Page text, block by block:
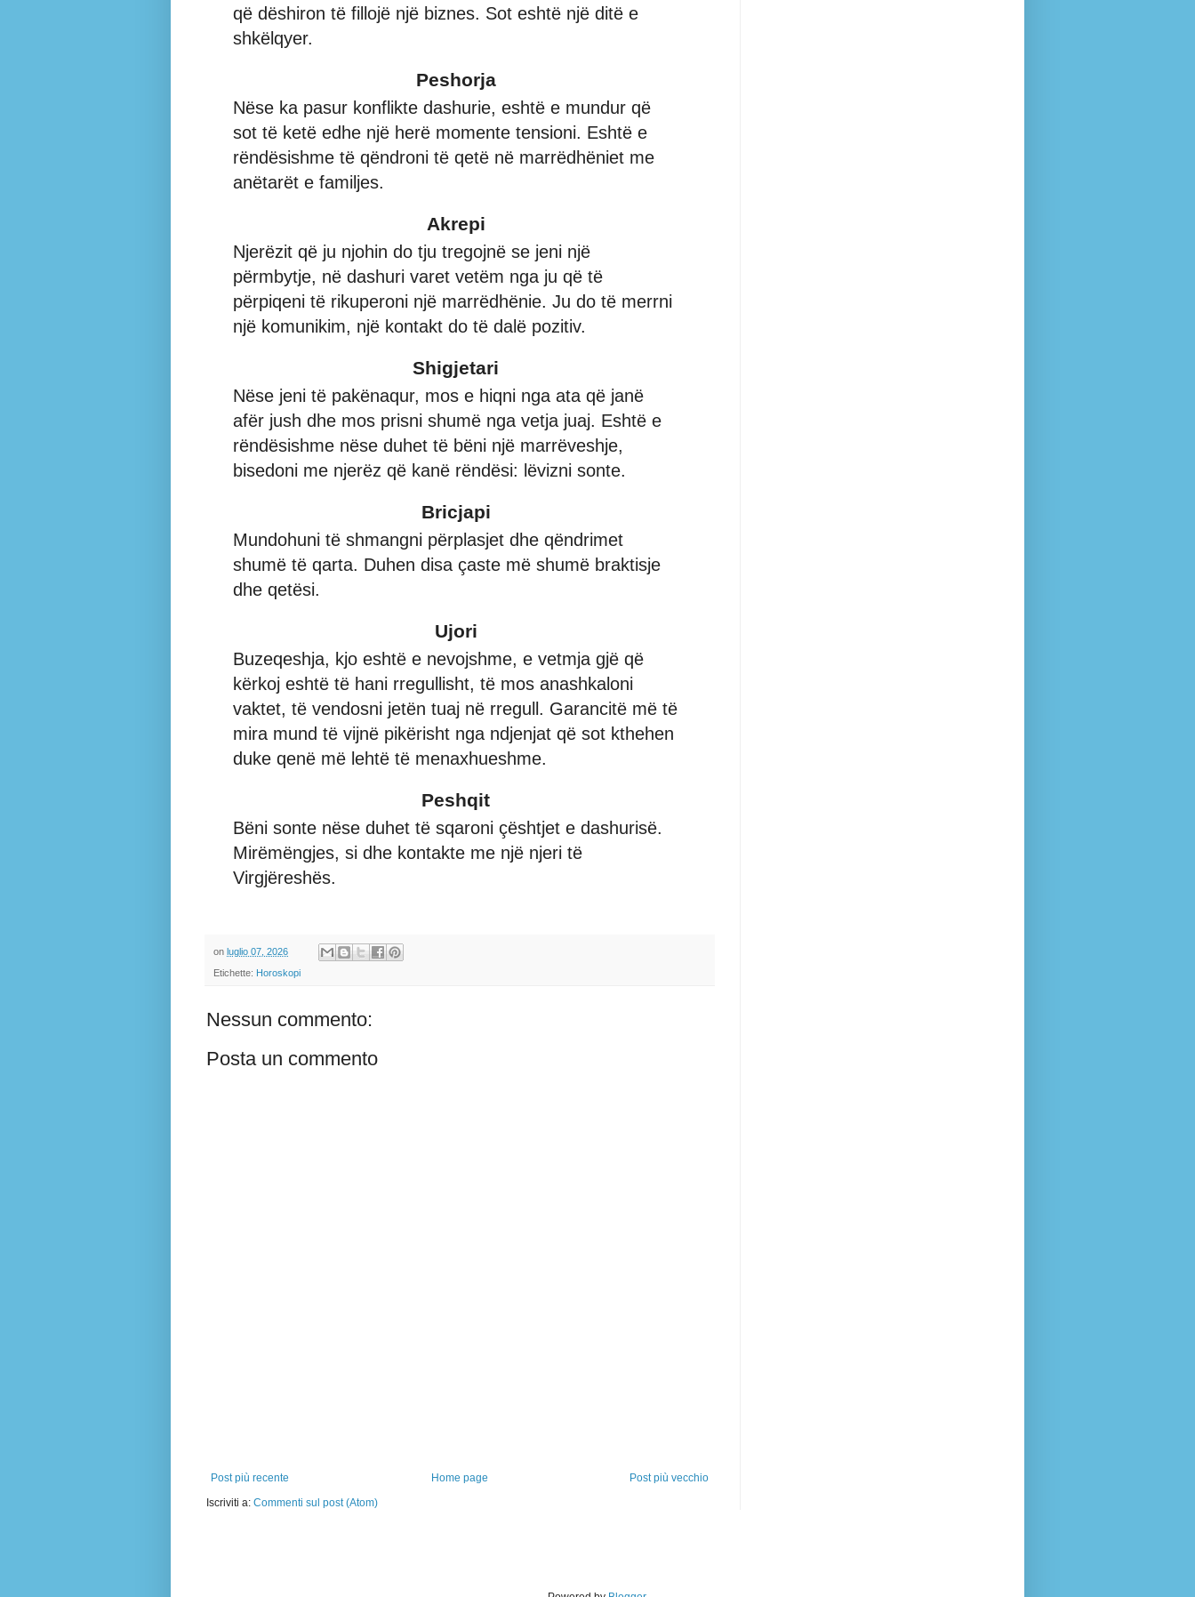
që dëshiron të fillojë një biznes. Sot eshtë një ditë e
shkëlqyer.
Peshorja
Nëse ka pasur konflikte dashurie, eshtë e mundur që
sot të ketë edhe një herë momente tensioni. Eshtë e
rëndësishme të qëndroni të qetë në marrëdhëniet me
anëtarët e familjes.
Akrepi
Njerëzit që ju njohin do tju tregojnë se jeni një
përmbytje, në dashuri varet vetëm nga ju që të
përpiqeni të rikuperoni një marrëdhënie. Ju do të merrni
një komunikim, një kontakt do të dalë pozitiv.
Shigjetari
Nëse jeni të pakënaqur, mos e hiqni nga ata që janë
afër jush dhe mos prisni shumë nga vetja juaj. Eshtë e
rëndësishme nëse duhet të bëni një marrëveshje,
bisedoni me njerëz që kanë rëndësi: lëvizni sonte.
Bricjapi
Mundohuni të shmangni përplasjet dhe qëndrimet
shumë të qarta. Duhen disa çaste më shumë braktisje
dhe qetësi.
Ujori
Buzeqeshja, kjo eshtë e nevojshme, e vetmja gjë që
kërkoj eshtë të hani rregullisht, të mos anashkaloni
vaktet, të vendosni jetën tuaj në rregull. Garancitë më të
mira mund të vijnë pikërisht nga ndjenjat që sot kthehen
duke qenë më lehtë të menaxhueshme.
Peshqit
Bëni sonte nëse duhet të sqaroni çështjet e dashurisë.
Mirëmëngjes, si dhe kontakte me një njeri të
Virgjëreshës.
on luglio 07, 2026
Etichette: Horoskopi
Nessun commento:
Posta un commento
Post più recente Post più vecchio
Home page
Iscriviti a: Commenti sul post (Atom)